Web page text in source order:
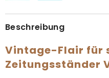
Beschreibung
Vintage-Flair für
Zeitungsständer